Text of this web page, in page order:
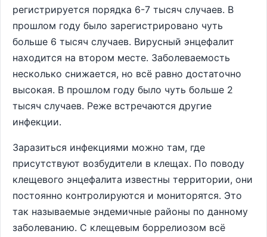
регистрируется порядка 6-7 тысяч случаев. В
прошлом году было зарегистрировано чуть
больше 6 тысяч случаев. Вирусный энцефалит
находится на втором месте. Заболеваемость
несколько снижается, но всё равно достаточно
высокая. В прошлом году было чуть больше 2
тысяч случаев. Реже встречаются другие
инфекции.
Заразиться инфекциями можно там, где
присутствуют возбудители в клещах. По поводу
клещевого энцефалита известны территории, они
постоянно контролируются и мониторятся. Это
так называемые эндемичные районы по данному
заболеванию. С клещевым боррелиозом всё